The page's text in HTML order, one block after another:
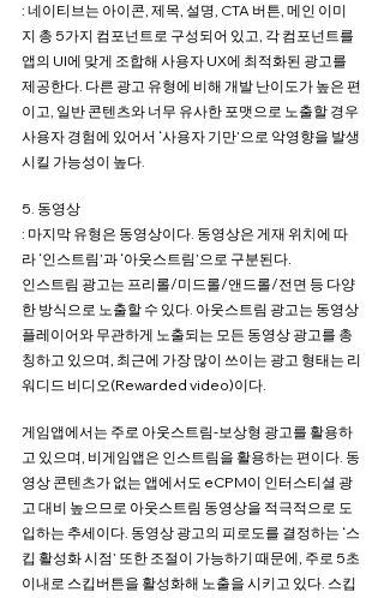
: 네이티브는 아이콘, 제목, 설명, CTA 버튼, 메인 이미
지 총 5가지 컴포넌트로 구성되어 있고, 각 컴포넌트를
앱의 UI에 맞게 조합해 사용자 UX에 최적화된 광고를
제공한다. 다른 광고 유형에 비해 개발 난이도가 높은 편
이고, 일반 콘텐츠와 너무 유사한 포맷으로 노출할 경우
사용자 경험에 있어서 ‘사용자 기만’으로 악영향을 발생
시킬 가능성이 높다.
5. 동영상
: 마지막 유형은 동영상이다. 동영상은 게재 위치에 따
라 ‘인스트림’과 ‘아웃스트림’으로 구분된다.
인스트림 광고는 프리롤/미드롤/앤드롤/전면 등 다양
한 방식으로 노출할 수 있다. 아웃스트림 광고는 동영상
플레이어와 무관하게 노출되는 모든 동영상 광고를 총
칭하고 있으며, 최근에 가장 많이 쓰이는 광고 형태는 리
워디드 비디오(Rewarded video)이다.
게임앱에서는 주로 아웃스트림-보상형 광고를 활용하
고 있으며, 비게임앱은 인스트림을 활용하는 편이다. 동
영상 콘텐츠가 없는 앱에서도 eCPM이 인터스티셜 광
고 대비 높으므로 아웃스트림 동영상을 적극적으로 도
입하는 추세이다. 동영상 광고의 피로도를 결정하는 ‘스
킵 활성화 시점’ 또한 조절이 가능하기 때문에, 주로 5초
이내로 스킵버튼을 활성화해 노출을 시키고 있다. 스킵